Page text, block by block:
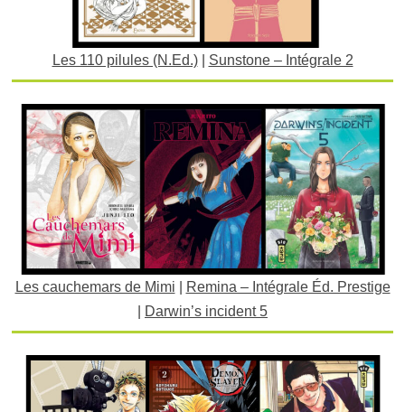
Les 110 pilules (N.Ed.)| Sunstone – Intégrale 2
Les cauchemars de Mimi
Remina – Intégrale Éd. Prestige
Darwin’s incident 5